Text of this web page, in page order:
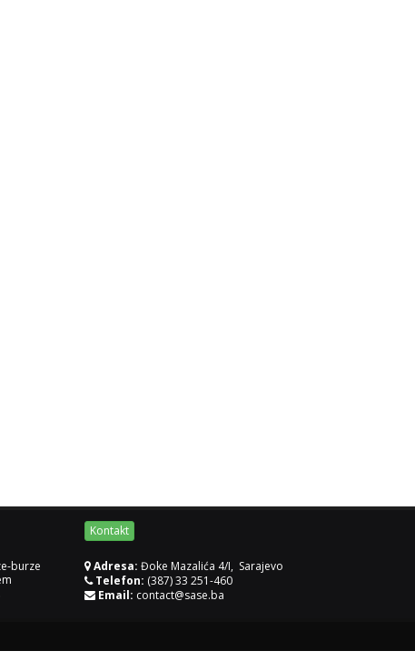
burze
Kontakt
Adresa: Đoke Mazalića 4/I, Sarajevo
Telefon: (387) 33 251-460
Email: contact@sase.ba